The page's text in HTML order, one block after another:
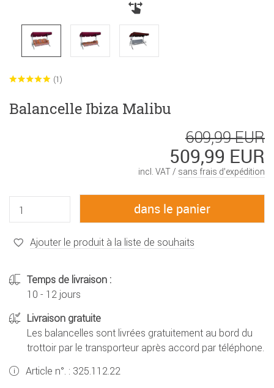
(1)
Balancelle Ibiza Malibu
609,99 EUR
509,99 EUR
incl. VAT / sans frais d’expédition
Ajouter le produit à la liste de souhaits
Temps de livraison :
10 - 12 jours
Livraison gratuite
Les balancelles sont livrées gratuitement au bord du
trottoir par le transporteur après accord par téléphone.
Article n°. : 325.112.22